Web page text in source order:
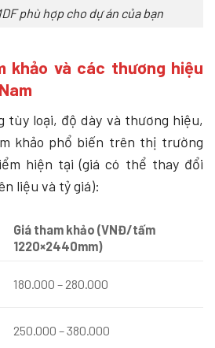
phù hợp cho dự án của bạn
khảo và các thương hiệu
tùy loại, độ dày và thương hiệu,
khảo phổ biến trên thị trường
hiện tại (giá có thể thay đổi
liệu và tỷ giá):
Giá tham khảo (VNĐ/tấm
1220×2440mm)
180.000 – 280.000
250.000 – 380.000